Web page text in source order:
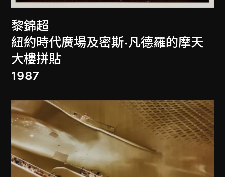
黎錦超
紐約時代廣場及密斯·凡德羅的摩天
大樓拼貼
1987